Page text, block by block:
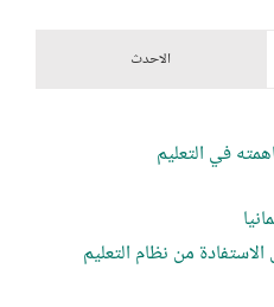
الاحدث
في التعليم
من نظام التعليم